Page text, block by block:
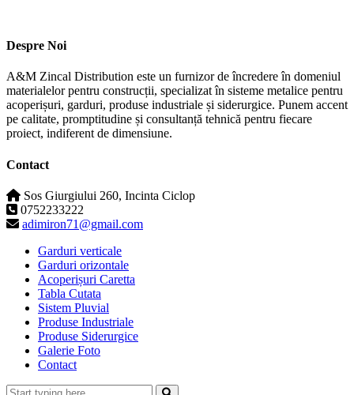
Despre Noi
A&M Zincal Distribution este un furnizor de încredere în domeniul
materialelor pentru construcții, specializat în sisteme metalice pentru
acoperișuri, garduri, produse industriale și siderurgice. Punem accent
pe calitate, promptitudine și consultanță tehnică pentru fiecare
proiect, indiferent de dimensiune.
Contact
Sos Giurgiului 260, Incinta Ciclop
0752233222
adimiron71@gmail.com
Garduri verticale
Garduri orizontale
Acoperișuri Caretta
Tabla Cutata
Sistem Pluvial
Produse Industriale
Produse Siderurgice
Galerie Foto
Contact